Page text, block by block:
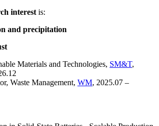
interest is:
and precipitation
Materials and Technologies, SM&T,
Waste Management, WM, 2025.07 –